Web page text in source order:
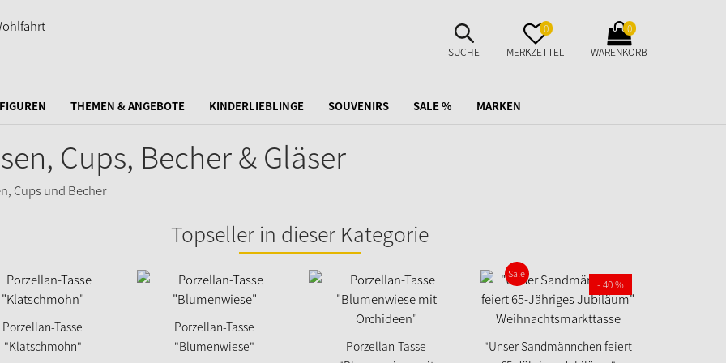
SUCHE
AUFKLAPPEN
SUCHE
MERKZETTEL
AUFKLAPPEN
0
MERKZETTEL
WARENKORB
AUFKLAPPEN
0
WARENKORB
FIGUREN THEMEN & ANGEBOTE KINDERLIEBLINGE SOUVENIRS SALE % MARKEN
Cups, Becher & Gläser
Topseller in dieser Kategorie
Porzellan-Tasse
"Klatschmohn"
Porzellan-Tasse
"Blumenwiese"
Porzellan-Tasse
"Unser Sandmännchen feiert
Sale
- 40 %